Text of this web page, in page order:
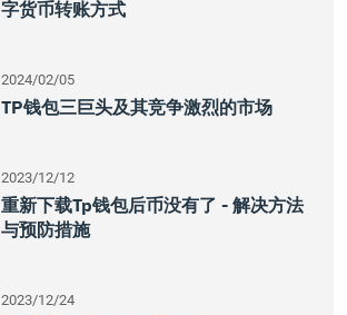
字货币转账方式
2024/02/05
TP钱包三巨头及其竞争激烈的市场
2023/12/12
重新下载tp钱包后币没有了 - 解决方法
与预防措施
2023/12/24